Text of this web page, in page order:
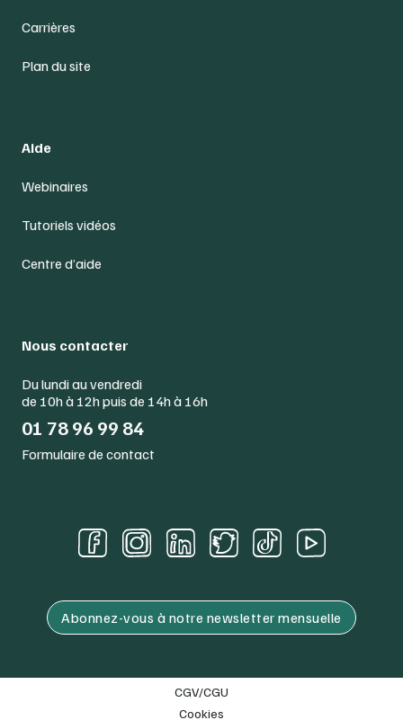
Carrières
Plan du site
Aide
Webinaires
Tutoriels vidéos
Centre d’aide
Nous contacter
Du lundi au vendredi
de 10h à 12h puis de 14h à 16h
01 78 96 99 84
Formulaire de contact
Abonnez-vous à notre newsletter mensuelle
CGV/CGU
Cookies